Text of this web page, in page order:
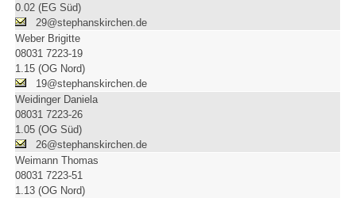
0.02 (EG Süd)
29@stephanskirchen.de
Weber Brigitte
08031 7223-19
1.15 (OG Nord)
19@stephanskirchen.de
Weidinger Daniela
08031 7223-26
1.05 (OG Süd)
26@stephanskirchen.de
Weimann Thomas
08031 7223-51
1.13 (OG Nord)